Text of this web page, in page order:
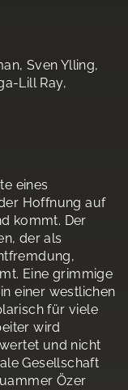
Sven Ylling,
Lill Ray,
eines
Hoffnung auf
kommt. Der
der als
Eine grimmige
einer westlichen
für viele
wird
und nicht
Gesellschaft
Özer